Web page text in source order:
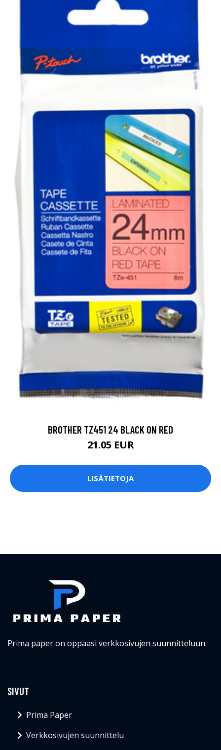
BROTHER TZ451 24 BLACK ON RED
21.05 EUR
LISÄTIETOJA
Prima paper on oppaasi verkkosivujen suunnitteluun.
SIVUT
Prima Paper
Verkkosivujen suunnittelu